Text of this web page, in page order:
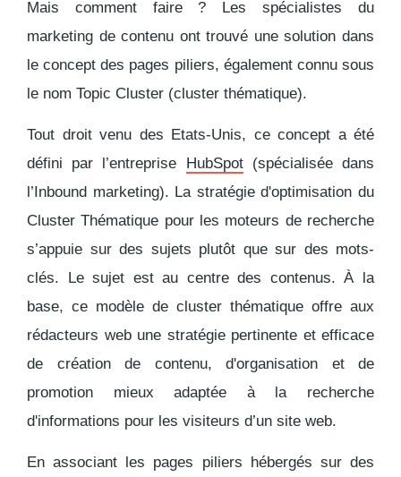
Mais comment faire ? Les spécialistes du
marketing de contenu ont trouvé une solution dans
le concept des pages piliers, également connu sous
le nom Topic Cluster (cluster thématique).
Tout droit venu des Etats-Unis, ce concept a été
défini par l’entreprise
HubSpot(spécialisée dans
l’Inbound marketing). La stratégie d'optimisation du
Cluster Thématique pour les moteurs de recherche
s’appuie sur des sujets plutôt que sur des mots-
clés. Le sujet est au centre des contenus. À la
base, ce modèle de cluster thématique offre aux
rédacteurs web une stratégie pertinente et efficace
de création de contenu, d'organisation et de
promotion mieux adaptée à la recherche
d'informations pour les visiteurs d’un site web.
En associant les pages piliers hébergés sur des